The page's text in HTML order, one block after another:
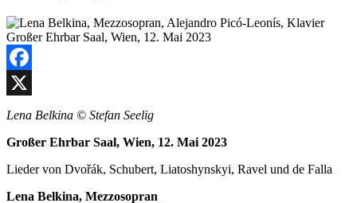
Facebook
X
Lena Belkina © Stefan Seelig
Großer Ehrbar Saal, Wien, 12. Mai 2023
Lieder von Dvořák, Schubert, Liatoshynskyi, Ravel und de Falla
Lena Belkina, Mezzosopran